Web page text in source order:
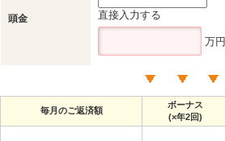
頭金 直接入力する
万円
毎月のご返済額
ボーナス
(×年2回)